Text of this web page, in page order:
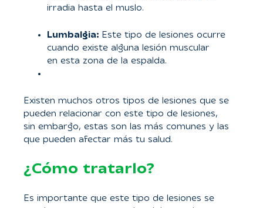
irradia hasta el muslo.
Lumbalgia: Este tipo de lesiones ocurre
cuando existe alguna lesión muscular
en esta zona de la espalda.
Existen muchos otros tipos de lesiones que se
pueden relacionar con este tipo de lesiones,
sin embargo, estas son las más comunes y las
que pueden afectar más tu salud.
¿Cómo tratarlo?
Es importante que este tipo de lesiones se